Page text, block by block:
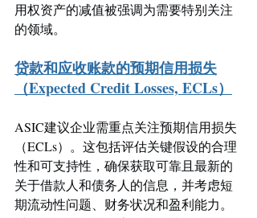
用权资产的减值被强调为需要特别关注
的领域。
贷款和应收账款的预期信用损失
（Expected Credit Losses, ECLs）
ASIC建议企业需重点关注预期信用损失
（ECLs）。这包括评估关键假设的合理
性和可支持性，确保获取可靠且最新的
关于借款人和债务人的信息，并考虑短
期流动性问题、财务状况和盈利能力。